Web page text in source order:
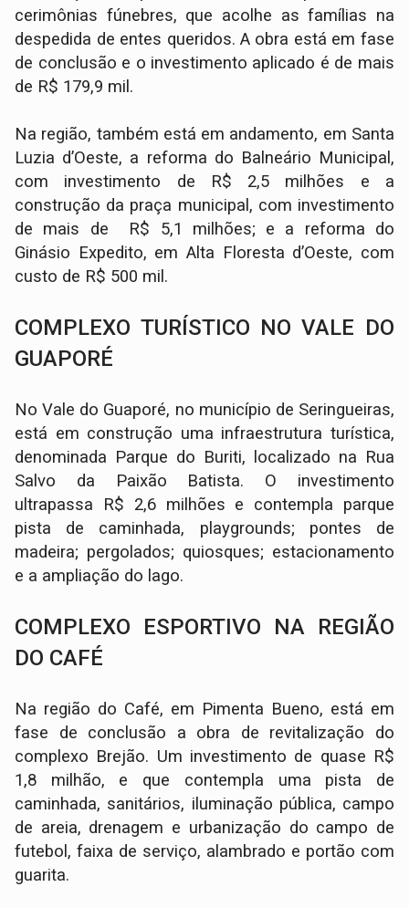
cerimônias fúnebres, que acolhe as famílias na
despedida de entes queridos. A obra está em fase
de conclusão e o investimento aplicado é de mais
de R$ 179,9 mil.
Na região, também está em andamento, em Santa
Luzia d’Oeste, a reforma do Balneário Municipal,
com investimento de R$ 2,5 milhões e a
construção da praça municipal, com investimento
de mais de R$ 5,1 milhões; e a reforma do
Ginásio Expedito, em Alta Floresta d’Oeste, com
custo de R$ 500 mil.
COMPLEXO TURÍSTICO NO VALE DO
GUAPORÉ
No Vale do Guaporé, no município de Seringueiras,
está em construção uma infraestrutura turística,
denominada Parque do Buriti, localizado na Rua
Salvo da Paixão Batista. O investimento
ultrapassa R$ 2,6 milhões e contempla parque
pista de caminhada, playgrounds; pontes de
madeira; pergolados; quiosques; estacionamento
e a ampliação do lago.
COMPLEXO ESPORTIVO NA REGIÃO
DO CAFÉ
Na região do Café, em Pimenta Bueno, está em
fase de conclusão a obra de revitalização do
complexo Brejão. Um investimento de quase R$
1,8 milhão, e que contempla uma pista de
caminhada, sanitários, iluminação pública, campo
de areia, drenagem e urbanização do campo de
futebol, faixa de serviço, alambrado e portão com
guarita.